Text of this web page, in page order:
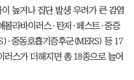
높거나 집단 발생 우려가 큰 감염
볼라바이러스·탄저·페스트·중증
중동호흡기증후군(MERS) 등 17
러스가 더해지면 총 18종으로 늘어